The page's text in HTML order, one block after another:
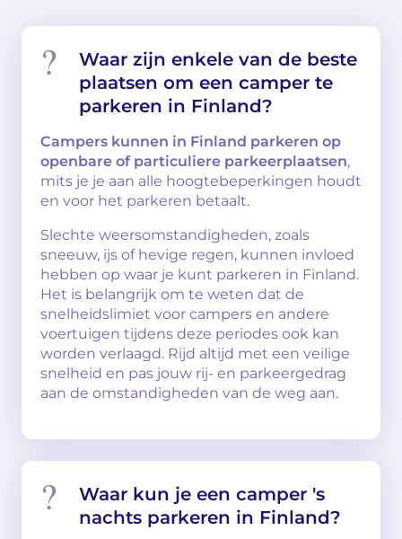
Waar zijn enkele van de beste
plaatsen om een ​​camper te
parkeren in Finland?
Campers kunnen in Finland parkeren op
openbare of particuliere parkeerplaatsen,
mits je je aan alle hoogtebeperkingen houdt
en voor het parkeren betaalt.
Slechte weersomstandigheden, zoals
sneeuw, ijs of hevige regen, kunnen invloed
hebben op waar je kunt parkeren in Finland.
Het is belangrijk om te weten dat de
snelheidslimiet voor campers en andere
voertuigen tijdens deze periodes ook kan
worden verlaagd. Rijd altijd met een veilige
snelheid en pas jouw rij- en parkeergedrag
aan de omstandigheden van de weg aan.
Waar kun je een camper 's
nachts parkeren in Finland?